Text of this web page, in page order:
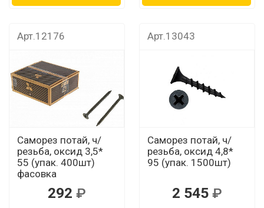
Арт.12176
Саморез потай, ч/
резьба, оксид 3,5*
55 (упак. 400шт)
фасовка
292
Арт.13043
Саморез потай, ч/
резьба, оксид 4,8*
95 (упак. 1500шт)
2 545